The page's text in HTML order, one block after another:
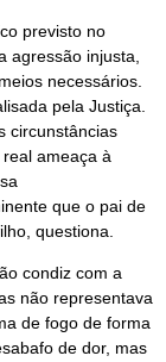
previsto no
agressão injusta,
necessários.
pela Justiça.
circunstâncias
ameaça à
que o pai de
questiona.
condiz com a
não representava
de fogo de forma
de dor, mas